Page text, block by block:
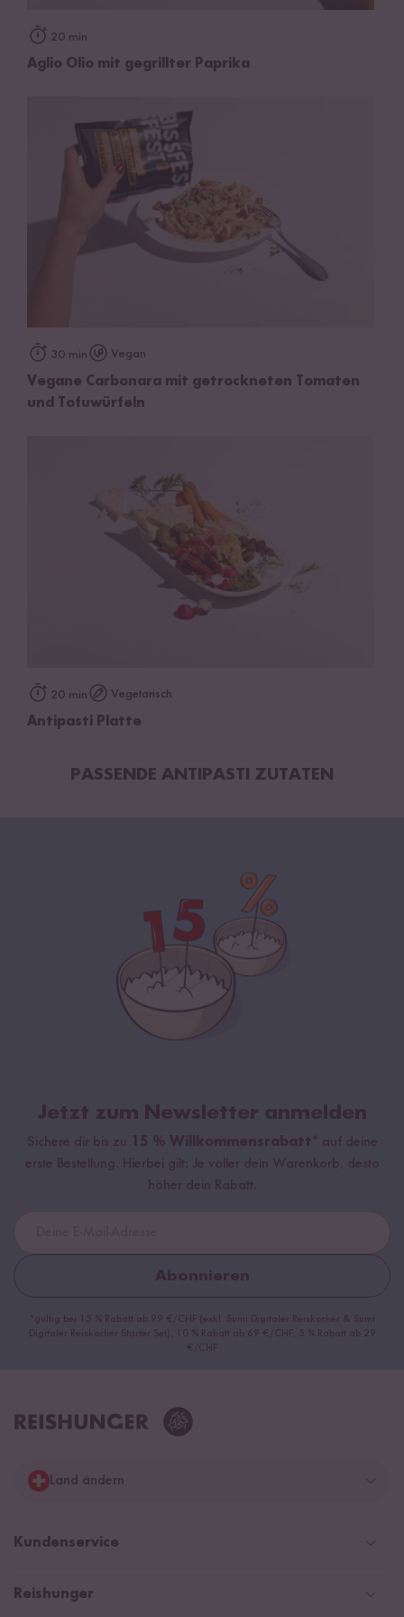
20 min
Aglio Olio mit gegrillter Paprika
30 min Vegan
Vegane Carbonara mit getrockneten Tomaten
und Tofuwürfeln
20 min Vegetarisch
Antipasti Platte
PASSENDE ANTIPASTI ZUTATEN
Jetzt zum Newsletter anmelden
Sichere dir bis zu 15 % Willkommensrabatt* auf deine
erste Bestellung. Hierbei gilt: Je voller dein Warenkorb, desto
höher dein Rabatt.
Abonnieren
*gültig bei 15 % Rabatt ab 99 €/CHF (exkl. Sumi Digitaler Reiskocher & Sumi
Digitaler Reiskocher Starter Set), 10 % Rabatt ab 69 €/CHF, 5 % Rabatt ab 29
€/CHF
Land ändern
Deutschland
Kundenservice
Help Center & FAQ
Reishunger